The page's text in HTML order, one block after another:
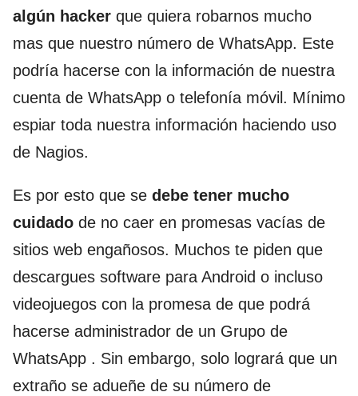
algún hacker que quiera robarnos mucho
mas que nuestro número de WhatsApp. Este
podría hacerse con la información de nuestra
cuenta de WhatsApp o telefonía móvil. Mínimo
espiar toda nuestra información haciendo uso
de Nagios.
Es por esto que se debe tener mucho
cuidado de no caer en promesas vacías de
sitios web engañosos. Muchos te piden que
descargues software para Android o incluso
videojuegos con la promesa de que podrá
hacerse administrador de un Grupo de
WhatsApp . Sin embargo, solo logrará que un
extraño se adueñe de su número de